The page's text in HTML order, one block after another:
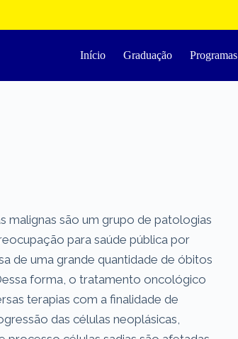
Início Graduação Programas
malignas são um grupo de patologias
para saúde pública por
de uma grande quantidade de óbitos
forma, o tratamento oncológico
terapias com a finalidade de
das células neoplásicas,